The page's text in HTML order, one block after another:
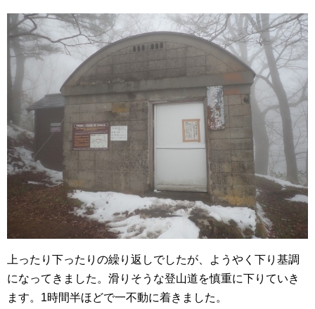
上ったり下ったりの繰り返しでしたが、ようやく下り基調
になってきました。滑りそうな登山道を慎重に下りていき
ます。1時間半ほどで一不動に着きました。